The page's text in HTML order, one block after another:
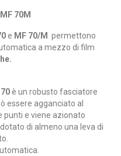
70M
e MF 70/M permettono
a mezzo di film
è un robusto fasciatore
essere agganciato al
e viene azionato
di almeno una leva di